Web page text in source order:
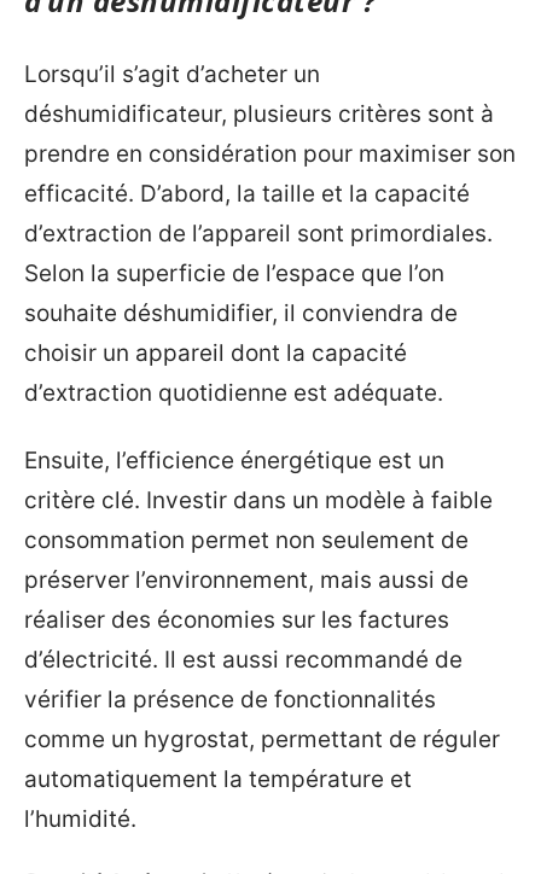
Lorsqu’il s’agit d’acheter un
déshumidificateur, plusieurs critères sont à
prendre en considération pour maximiser son
efficacité. D’abord, la taille et la capacité
d’extraction de l’appareil sont primordiales.
Selon la superficie de l’espace que l’on
souhaite déshumidifier, il conviendra de
choisir un appareil dont la capacité
d’extraction quotidienne est adéquate.
Ensuite, l’efficience énergétique est un
critère clé. Investir dans un modèle à faible
consommation permet non seulement de
préserver l’environnement, mais aussi de
réaliser des économies sur les factures
d’électricité. Il est aussi recommandé de
vérifier la présence de fonctionnalités
comme un hygrostat, permettant de réguler
automatiquement la température et
l’humidité.